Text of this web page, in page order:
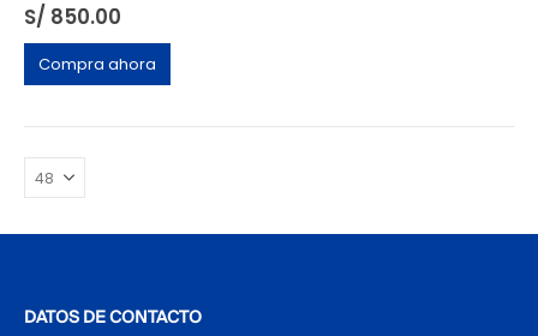
S/ 850.00
Compra ahora
DATOS DE CONTACTO